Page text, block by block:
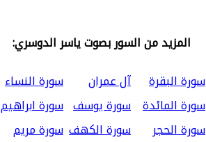
المزيد من السور بصوت ياسر الدوسري:
سورة البقرة
آل عمران
سورة النساء
سورة المائدة سورة يوسف سورة ابراهيم
سورة الحجر
سورة الكهف سورة مريم